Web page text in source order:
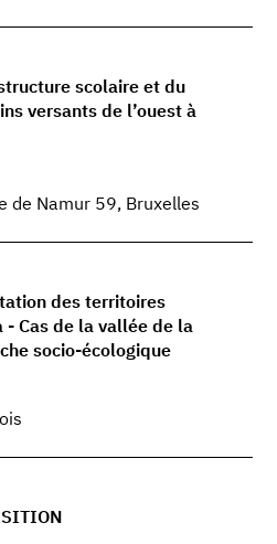
scolaire et du
versants de l’ouest à
de Namur 59, Bruxelles
des territoires
- Cas de la vallée de la
socio-écologique